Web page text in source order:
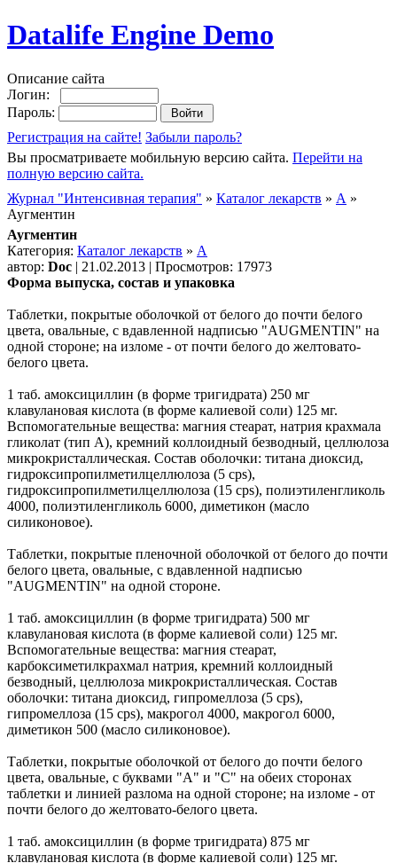
Datalife Engine Demo
Описание сайта
Логин:
Пароль:
Регистрация на сайте! Забыли пароль?
Вы просматриваете мобильную версию сайта. Перейти на
полную версию сайта.
Журнал "Интенсивная терапия" » Каталог лекарств » А »
Аугментин
Аугментин
Категория: Каталог лекарств » А
автор: Doc | 21.02.2013 | Просмотров: 17973
Форма выпуска, состав и упаковка
Таблетки, покрытые оболочкой от белого до почти белого
цвета, овальные, с вдавленной надписью "AUGMENTIN" на
одной стороне; на изломе - от почти белого до желтовато-
белого цвета.
1 таб. амоксициллин (в форме тригидрата) 250 мг
клавулановая кислота (в форме калиевой соли) 125 мг.
Вспомогательные вещества: магния стеарат, натрия крахмала
гликолат (тип А), кремний коллоидный безводный, целлюлоза
микрокристаллическая. Состав оболочки: титана диоксид,
гидроксипропилметилцеллюлоза (5 cps),
гидроксипропилметилцеллюлоза (15 cps), полиэтиленгликоль
4000, полиэтиленгликоль 6000, диметикон (масло
силиконовое).
Таблетки, покрытые пленочной оболочкой от белого до почти
белого цвета, овальные, с вдавленной надписью
"AUGMENTIN" на одной стороне.
1 таб. амоксициллин (в форме тригидрата) 500 мг
клавулановая кислота (в форме калиевой соли) 125 мг.
Вспомогательные вещества: магния стеарат,
карбоксиметилкрахмал натрия, кремний коллоидный
безводный, целлюлоза микрокристаллическая. Состав
оболочки: титана диоксид, гипромеллоза (5 cps),
гипромеллоза (15 cps), макрогол 4000, макрогол 6000,
диметикон 500 (масло силиконовое).
Таблетки, покрытые оболочкой от белого до почти белого
цвета, овальные, с буквами "А" и "С" на обеих сторонах
таблетки и линией разлома на одной стороне; на изломе - от
почти белого до желтовато-белого цвета.
1 таб. амоксициллин (в форме тригидрата) 875 мг
клавулановая кислота (в форме калиевой соли) 125 мг.